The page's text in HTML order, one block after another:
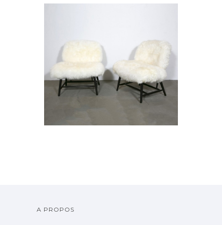
PAIRE DE FAUTEUILS, MODÈLE
TV CHAIR, ALF SVENSSON
VENDU
A PROPOS